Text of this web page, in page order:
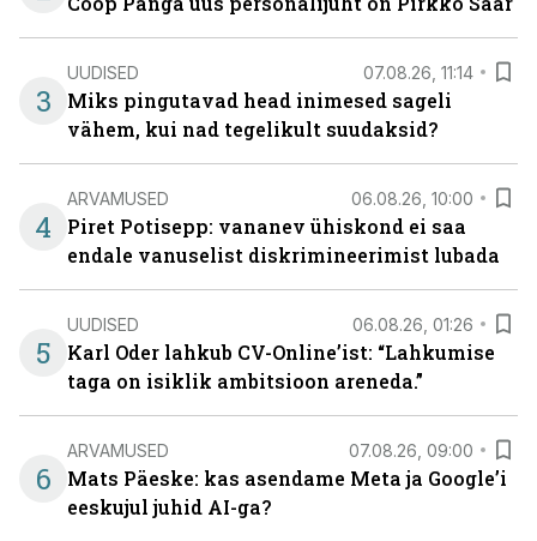
3
UUDISED 07.08.26, 11:14
Miks pingutavad head inimesed sageli
vähem, kui nad tegelikult suudaksid?
4
ARVAMUSED 06.08.26, 10:00
Piret Potisepp: vananev ühiskond ei saa
endale vanuselist diskrimineerimist lubada
5
UUDISED 06.08.26, 01:26
Karl Oder lahkub CV-Online’ist: “Lahkumise
taga on isiklik ambitsioon areneda.”
6
ARVAMUSED 07.08.26, 09:00
Mats Päeske: kas asendame Meta ja Google’i
eeskujul juhid AI-ga?